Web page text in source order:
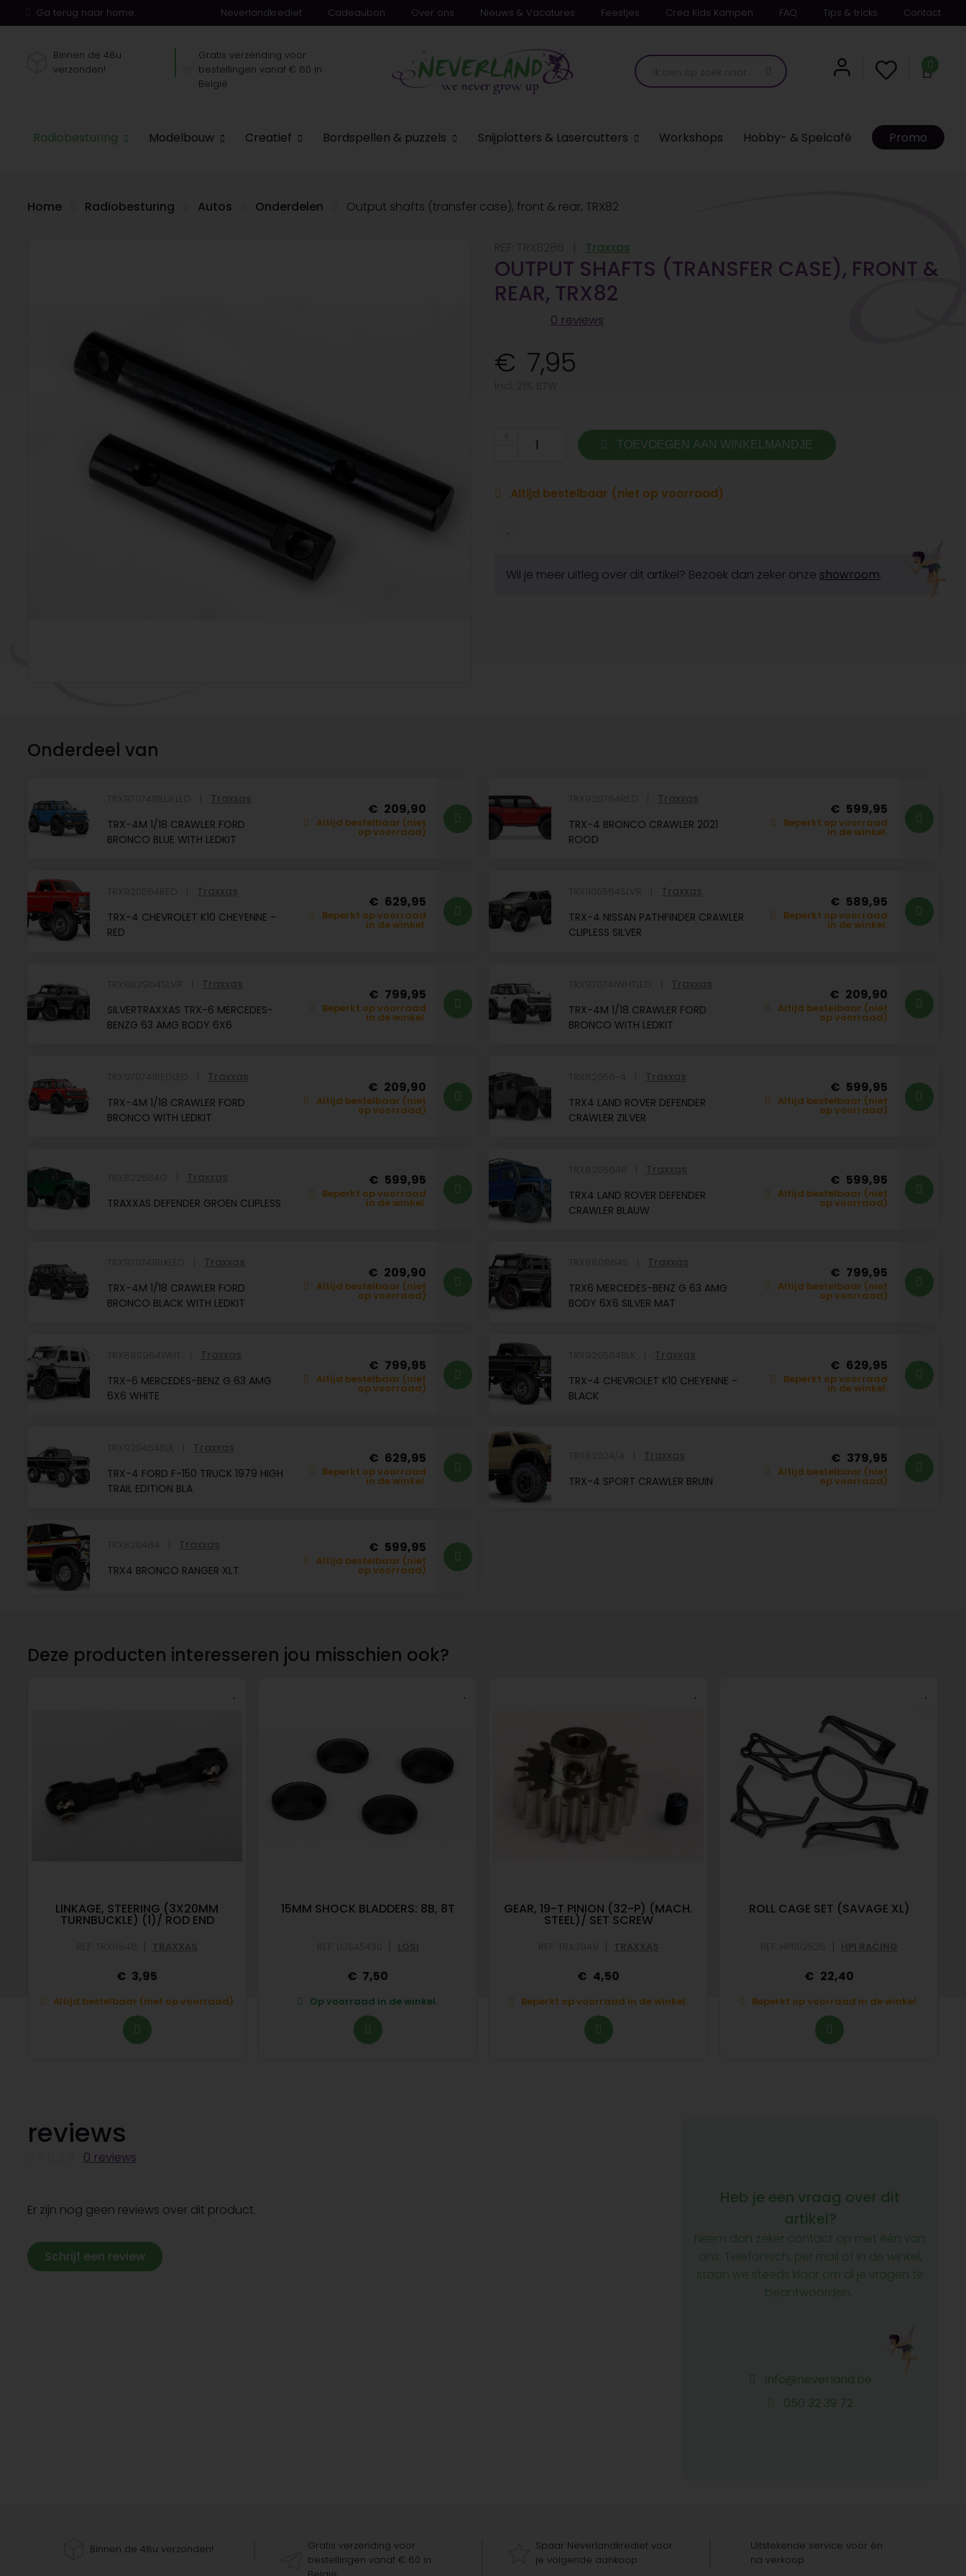
Ga terug naar home. Neverlandkrediet Cadeaubon Over ons Nieuws & Vacatures Feestjes Crea Kids Kampen FAQ Tips & tricks Contact
Binnen de 48u
verzonden!
Gratis verzending voor
bestellingen vanaf € 60 in
België
0
Radiobesturing Modelbouw Creatief Bordspellen & puzzels Snijplotters & Lasercutters Workshops Hobby- & Spelcafé Promo
Home Radiobesturing Autos Onderdelen Output shafts (transfer case), front & rear, TRX82
Traxxas
OUTPUT SHAFTS (TRANSFER CASE), FRONT &
REAR, TRX82
0 reviews
7,95
TOEVOEGEN AAN WINKELMANDJE
Altijd bestelbaar (niet op voorraad)
Wil je meer uitleg over dit artikel? Bezoek dan zeker onze showroom.
Onderdeel van
TRX970741BLUELED
Traxxas
TRX-4M 1/18 CRAWLER FORD
BRONCO BLUE WITH LEDKIT
209,90
Altijd bestelbaar (niet
op voorraad)
TRX920764RED
Traxxas
TRX-4 BRONCO CRAWLER 2021
ROOD
599,95
Beperkt op voorraad
in de winkel.
TRX920564RED
Traxxas
TRX-4 CHEVROLET K10 CHEYENNE -
RED
629,95
Beperkt op voorraad
in de winkel.
TRX1100564SLVR
Traxxas
TRX-4 NISSAN PATHFINDER CRAWLER
CLIPLESS SILVER
589,95
Beperkt op voorraad
in de winkel.
TRX882964SLVR
Traxxas
SILVERTRAXXAS TRX-6 MERCEDES-
BENZG 63 AMG BODY 6X6
799,95
Beperkt op voorraad
in de winkel.
TRX970741WHTLED
Traxxas
TRX-4M 1/18 CRAWLER FORD
BRONCO WITH LEDKIT
209,90
Altijd bestelbaar (niet
op voorraad)
TRX970741REDLED
Traxxas
TRX-4M 1/18 CRAWLER FORD
BRONCO WITH LEDKIT
209,90
Altijd bestelbaar (niet
op voorraad)
TRX82056-4
Traxxas
TRX4 LAND ROVER DEFENDER
CRAWLER ZILVER
599,95
Altijd bestelbaar (niet
op voorraad)
TRX822564G
Traxxas
TRAXXAS DEFENDER GROEN CLIPLESS
599,95
Beperkt op voorraad
in de winkel.
TRX820564B
Traxxas
TRX4 LAND ROVER DEFENDER
CRAWLER BLAUW
599,95
Altijd bestelbaar (niet
op voorraad)
TRX970741BLKLED
Traxxas
TRX-4M 1/18 CRAWLER FORD
BRONCO BLACK WITH LEDKIT
209,90
Altijd bestelbaar (niet
op voorraad)
TRX880964S
Traxxas
TRX6 MERCEDES-BENZ G 63 AMG
BODY 6X6 SILVER MAT
799,95
Altijd bestelbaar (niet
op voorraad)
TRX880964WHT
Traxxas
TRX-6 MERCEDES-BENZ G 63 AMG
6X6 WHITE
799,95
Altijd bestelbaar (niet
op voorraad)
TRX920564BLK
Traxxas
TRX-4 CHEVROLET K10 CHEYENNE -
BLACK
629,95
Beperkt op voorraad
in de winkel.
TRX920464BLK
Traxxas
TRX-4 FORD F-150 TRUCK 1979 HIGH
TRAIL EDITION BLA
629,95
Beperkt op voorraad
in de winkel.
TRX82024/4
Traxxas
TRX-4 SPORT CRAWLER BRUIN
379,95
Altijd bestelbaar (niet
op voorraad)
TRX820464
Traxxas
TRX4 BRONCO RANGER XLT
599,95
Altijd bestelbaar (niet
op voorraad)
Deze producten interesseren jou misschien ook?
LINKAGE, STEERING (3X20MM
TURNBUCKLE) (1)/ ROD END
REF: TRX6846 | TRAXXAS
3,95
Altijd bestelbaar (niet op voorraad)
15MM SHOCK BLADDERS: 8B, 8T
REF: LOSA5430 | LOSI
7,50
Op voorraad in de winkel.
GEAR, 19-T PINION (32-P) (MACH.
STEEL)/ SET SCREW
REF: TRX3949 | TRAXXAS
4,50
Beperkt op voorraad in de winkel.
ROLL CAGE SET (SAVAGE XL)
| HPI RACING
22,40
Beperkt op voorraad in de winkel.
reviews
0 reviews
Er zijn nog geen reviews over dit product.
Schrijf een review
Heb je een vraag over dit
artikel?
Neem dan zeker contact op met één van
ons. Telefonisch, per mail of in de winkel,
staan we steeds klaar om al je vragen te
beantwoorden.
info@neverland.be
050 32 39 72
Binnen de 48u verzonden!
Gratis verzending voor
bestellingen vanaf € 60 in
Spaar Neverlandkrediet voor
je volgende aankoop
Uitstekende service voor én
na verkoop